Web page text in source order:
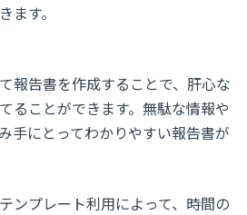
ます。
報告書を作成することで、肝心な
ることができます。無駄な情報や
手にとってわかりやすい報告書が
ンプレート利用によって、 時間の